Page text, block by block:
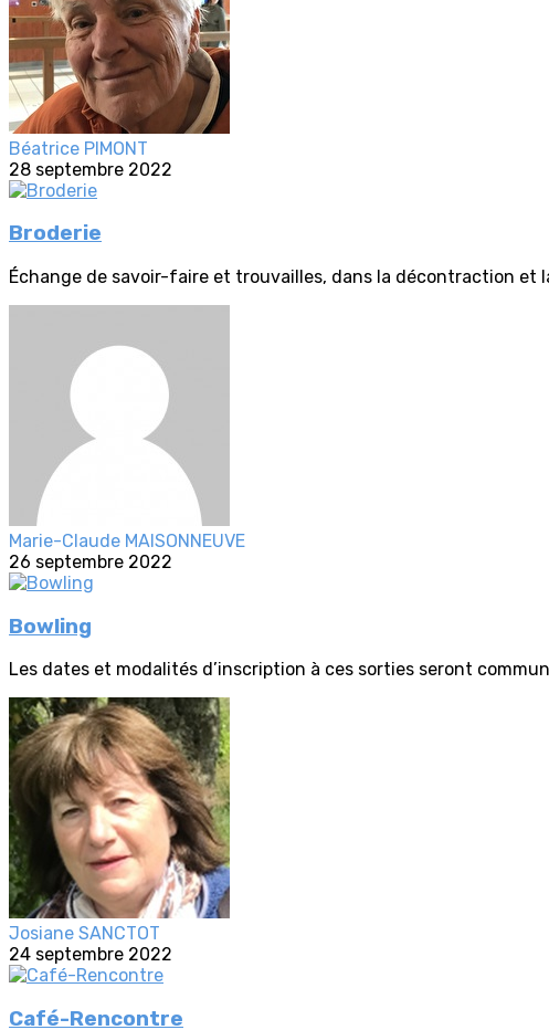
Béatrice PIMONT
28 septembre 2022
Broderie
Échange de savoir-faire et trouvailles, dans la décontraction et
Marie-Claude MAISONNEUVE
26 septembre 2022
Bowling
Les dates et modalités d’inscription à ces sorties seront
Josiane SANCTOT
24 septembre 2022
Café-Rencontre